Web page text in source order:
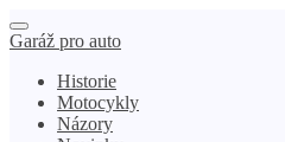
Garáž pro auto
Historie
Motocykly
Názory